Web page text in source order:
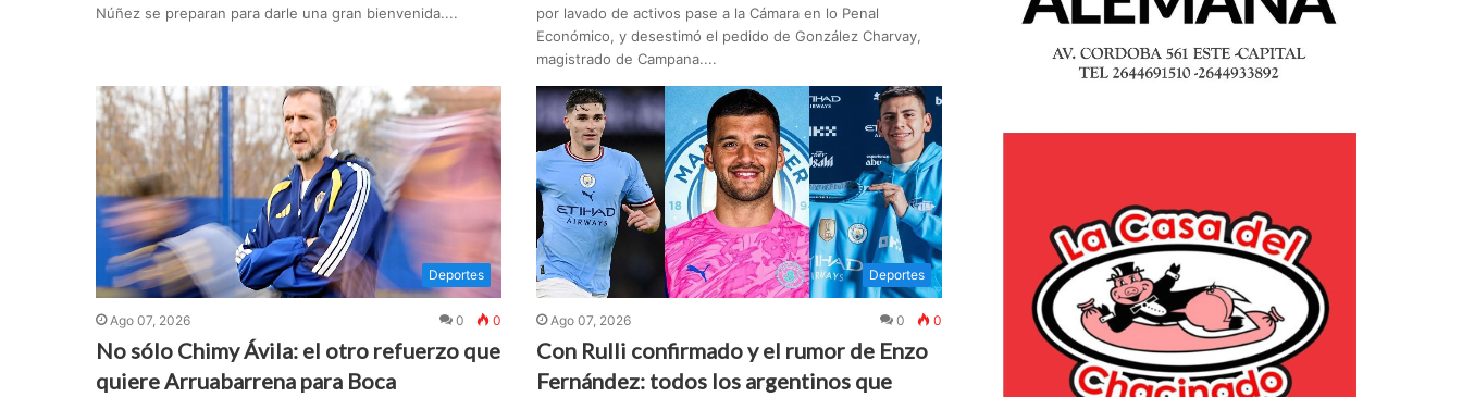
Núñez se preparan para darle una gran bienvenida....
por lavado de activos pase a la Cámara en lo Penal
Económico, y desestimó el pedido de González Charvay,
magistrado de Campana....
Deportes
Ago 07, 2026 0 0
No sólo Chimy Ávila: el otro refuerzo que
quiere Arruabarrena para Boca
Deportes
Ago 07, 2026 0 0
Con Rulli confirmado y el rumor de Enzo
Fernández: todos los argentinos que